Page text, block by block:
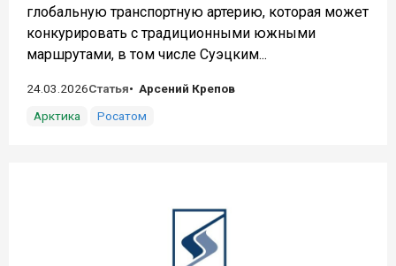
глобальную транспортную артерию, которая может
конкурировать с традиционными южными
маршрутами, в том числе Суэцким...
24.03.2026Статья
Арсений Крепов
Арктика
Росатом